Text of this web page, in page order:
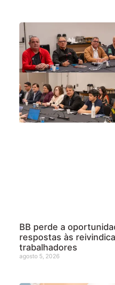
BB perde a
respostas às
trabalhadores
agosto 5, 2026